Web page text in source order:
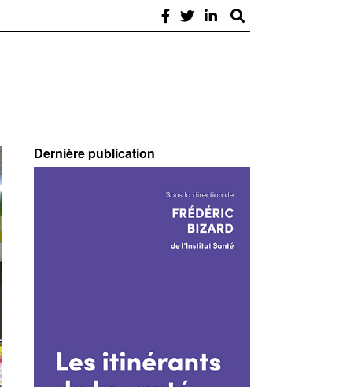
Dernière publication